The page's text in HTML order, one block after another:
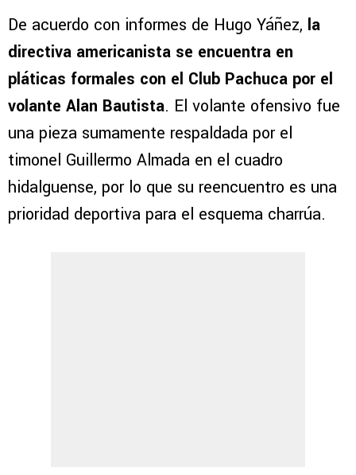
De acuerdo con informes de Hugo Yáñez, la
directiva americanista se encuentra en
pláticas formales con el Club Pachuca por el
volante Alan Bautista. El volante ofensivo fue
una pieza sumamente respaldada por el
timonel Guillermo Almada en el cuadro
hidalguense, por lo que su reencuentro es una
prioridad deportiva para el esquema charrúa.